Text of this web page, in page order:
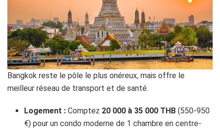
Bangkok reste le pôle le plus onéreux, mais offre le
meilleur réseau de transport et de santé.
Logement : Comptez 20 000 à 35 000 THB (550-950
€) pour un condo moderne de 1 chambre en centre-